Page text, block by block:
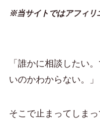
※当サイトではアフィリ
「誰かに相談したい
いのかわからない。」
そこで止まってしま